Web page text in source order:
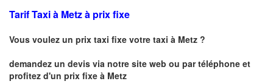
Tarif Taxi à Metz à prix fixe
Vous voulez un prix taxi fixe votre taxi à Metz ?
demandez un devis via notre site web ou par téléphone et
profitez d'un prix fixe à Metz